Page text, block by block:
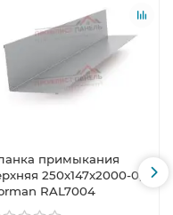
примыкания
250х147х2000-0,5
RAL7004